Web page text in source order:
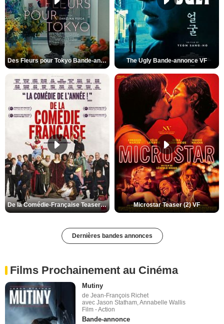
Des Fleurs pour Tokyo Bande-annonce VO STFR The Ugly Bande-annonce VF
De la Comédie-Française Teaser (3) VF Microstar Teaser (2) VF
Dernières bandes annonces
Films Prochainement au Cinéma
Mutiny
de Jean-François Richet
avec Jason Statham, Annabelle Wallis
Film - Action
Bande-annonce